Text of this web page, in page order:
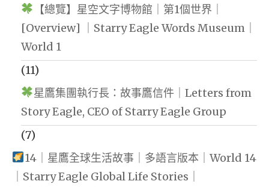
【總覽】星空文字博物館｜第1個世界｜
[Overview] ｜Starry Eagle Words Museum｜
World 1
(11)
星鷹集團執行長：故事鷹信件｜Letters from
Story Eagle, CEO of Starry Eagle Group
(7)
14｜星鷹全球生活故事｜多語言版本｜World 14
｜Starry Eagle Global Life Stories｜